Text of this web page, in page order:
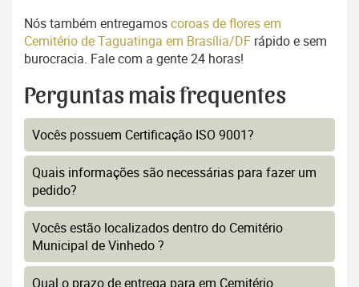
Nós também entregamoscoroas de flores em
Cemitério de Taguatinga em Brasília/DF rápido e sem
burocracia. Fale com a gente 24 horas!
Perguntas mais frequentes
Vocês possuem Certificação ISO 9001?
Quais informações são necessárias para fazer um
pedido?
Vocês estão localizados dentro do Cemitério
Municipal de Vinhedo ?
Qual o prazo de entrega para em Cemitério